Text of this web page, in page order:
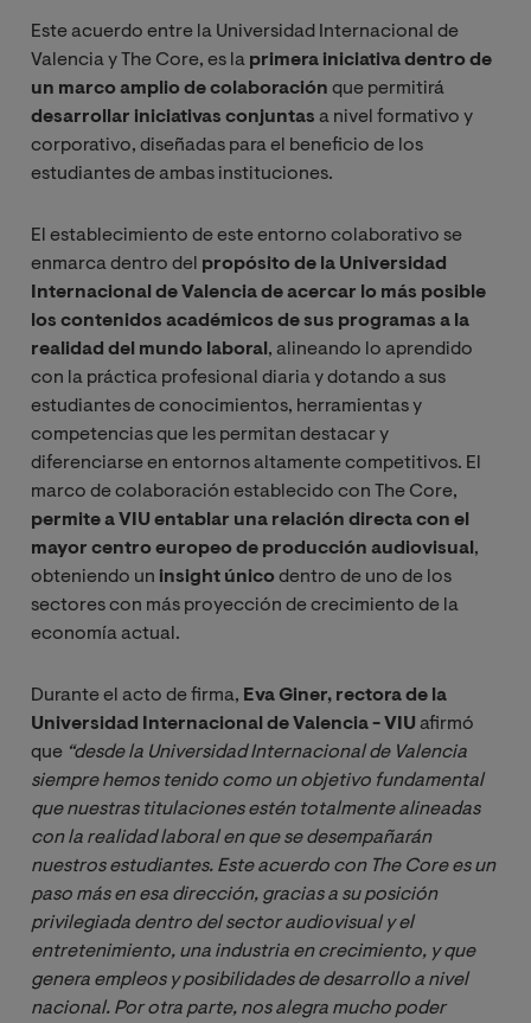
Este acuerdo entre la Universidad Internacional de
Valencia y The Core, es la primera iniciativa dentro de
un marco amplio de colaboración que permitirá
desarrollar iniciativas conjuntas a nivel formativo y
corporativo, diseñadas para el beneficio de los
estudiantes de ambas instituciones.
El establecimiento de este entorno colaborativo se
enmarca dentro del propósito de la Universidad
Internacional de Valencia de acercar lo más posible
los contenidos académicos de sus programas a la
realidad del mundo laboral , alineando lo aprendido
con la práctica profesional diaria y dotando a sus
estudiantes de conocimientos, herramientas y
competencias que les permitan destacar y
diferenciarse en entornos altamente competitivos. El
marco de colaboración establecido con The Core,
permite a VIU entablar una relación directa con el
mayor centro europeo de producción audiovisual ,
obteniendo un insight únicodentro de uno de los
sectores con más proyección de crecimiento de la
economía actual.
Durante el acto de firma, Eva Giner, rectora de la
Universidad Internacional de Valencia - VIU afirmó
que “desde la Universidad Internacional de Valencia
siempre hemos tenido como un objetivo fundamental
que nuestras titulaciones estén totalmente alineadas
con la realidad laboral en que se desempañarán
nuestros estudiantes. Este acuerdo con The Core es un
paso más en esa dirección, gracias a su posición
privilegiada dentro del sector audiovisual y el
entretenimiento, una industria en crecimiento, y que
genera empleos y posibilidades de desarrollo a nivel
nacional. Por otra parte, nos alegra mucho poder